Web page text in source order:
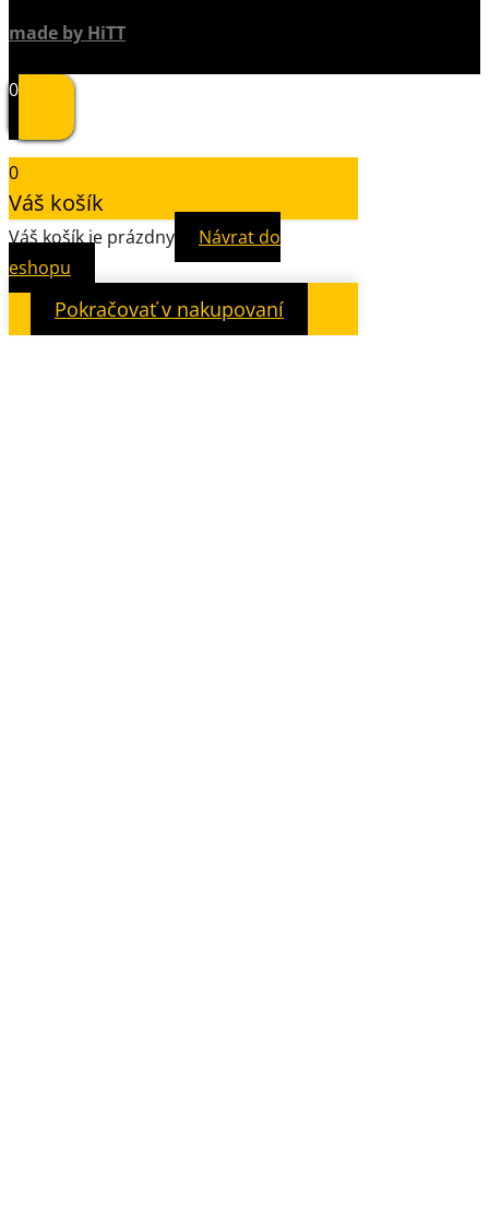
made by HiTT
0
0
Váš košík
Váš košík je prázdny
Návrat do
eshopu
Pokračovať v nakupovaní